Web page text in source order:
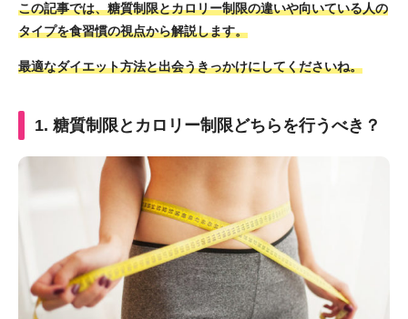
この記事では、糖質制限とカロリー制限の違いや向いている人の
タイプを食習慣の視点から解説します。
最適なダイエット方法と出会うきっかけにしてくださいね。
1. 糖質制限とカロリー制限どちらを行うべき？